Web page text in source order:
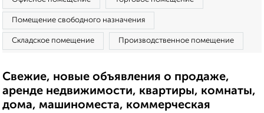
Помещение свободного назначения
Складское помещение Производственное помещение
Свежие, новые объявления о продаже,
аренде недвижимости, квартиры, комнаты,
дома, машиноместа, коммерческая